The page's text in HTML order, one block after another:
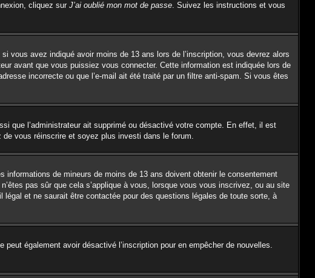
cliquez sur J’ai oublié mon mot de passe. Suivez les instructions et vous
vous avez indiqué avoir moins de 13 ans lors de l’inscription, vous devrez alors
avant que vous puissiez vous connecter. Cette information est indiquée lors de
incorrecte ou que l’e-mail ait été traité par un filtre anti-spam. Si vous êtes
que l’administrateur ait supprimé ou désactivé votre compte. En effet, il est
vous réinscrire et soyez plus investi dans le forum.
de mineurs de moins de 13 ans doivent obtenir le consentement
pas sûr que cela s’applique à vous, lorsque vous vous inscrivez, ou au site
et ne saurait être contactée pour des questions légales de toute sorte, à
également avoir désactivé l’inscription pour en empêcher de nouvelles.